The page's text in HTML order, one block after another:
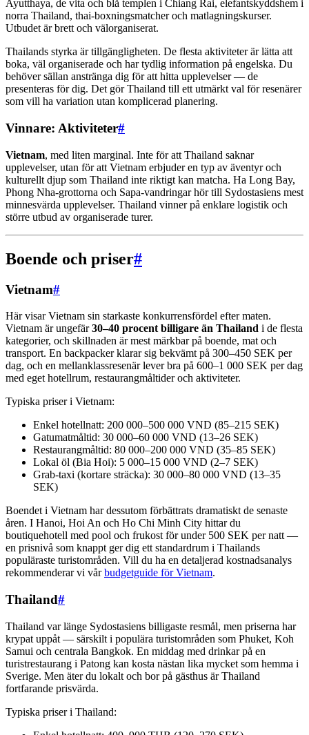
Ayutthaya, de vita och blå templen i Chiang Rai, elefantskyddshem i
norra Thailand, thai-boxningsmatcher och matlagningskurser.
Utbudet är brett och välorganiserat.
Thailands styrka är tillgängligheten. De flesta aktiviteter är lätta att
boka, väl organiserade och har tydlig information på engelska. Du
behöver sällan anstränga dig för att hitta upplevelser — de
presenteras för dig. Det gör Thailand till ett utmärkt val för resenärer
som vill ha variation utan komplicerad planering.
Vinnare: Aktiviteter#
Vietnam, med liten marginal. Inte för att Thailand saknar
upplevelser, utan för att Vietnam erbjuder en typ av äventyr och
kulturellt djup som Thailand inte riktigt kan matcha. Ha Long Bay,
Phong Nha-grottorna och Sapa-vandringar hör till Sydostasiens mest
minnesvärda upplevelser. Thailand vinner på enklare logistik och
större utbud av organiserade turer.
Boende och priser#
Vietnam#
Här visar Vietnam sin starkaste konkurrensfördel efter maten.
Vietnam är ungefär30–40 procent billigare än Thailand i de flesta
kategorier, och skillnaden är mest märkbar på boende, mat och
transport. En backpacker klarar sig bekvämt på 300–450 SEK per
dag, och en mellanklassresenär lever bra på 600–1 000 SEK per dag
med eget hotellrum, restaurangmåltider och aktiviteter.
Typiska priser i Vietnam:
Enkel hotellnatt: 200 000–500 000 VND (85–215 SEK)
Gatumatmåltid: 30 000–60 000 VND (13–26 SEK)
Restaurangmåltid: 80 000–200 000 VND (35–85 SEK)
Lokal öl (Bia Hoi): 5 000–15 000 VND (2–7 SEK)
Grab-taxi (kortare sträcka): 30 000–80 000 VND (13–35
SEK)
Boendet i Vietnam har dessutom förbättrats dramatiskt de senaste
åren. I Hanoi, Hoi An och Ho Chi Minh City hittar du
boutiquehotell med pool och frukost för under 500 SEK per natt —
en prisnivå som knappt ger dig ett standardrum i Thailands
populäraste turistområden. Vill du ha en detaljerad kostnadsanalys
rekommenderar vi vårbudgetguide för Vietnam.
Thailand#
Thailand var länge Sydostasiens billigaste resmål, men priserna har
krypat uppåt — särskilt i populära turistområden som Phuket, Koh
Samui och centrala Bangkok. En middag med drinkar på en
turistrestaurang i Patong kan kosta nästan lika mycket som hemma i
Sverige. Men äter du lokalt och bor på gästhus är Thailand
fortfarande prisvärda.
Typiska priser i Thailand: